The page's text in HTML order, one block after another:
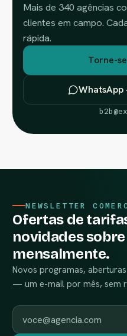
Mais de 340 agências
clientes em campo.
rápida.
Torne-
WhatsApp
NEWSLETTER
Ofertas de
novidades sobre
mensalmente.
Novos programas,
— um e-mail por mês, sem
E-mail corporativo